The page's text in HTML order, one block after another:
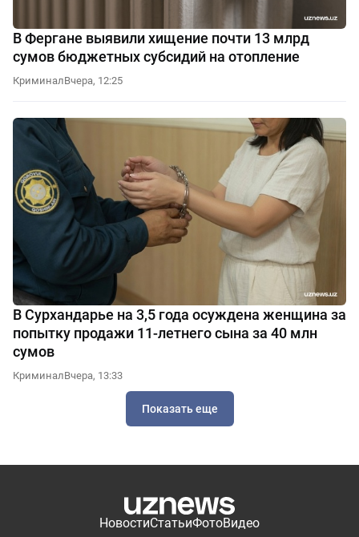
В Фергане выявили хищение почти 13 млрд
сумов бюджетных субсидий на отопление
КриминалВчера, 12:25
В Сурхандарье на 3,5 года осуждена женщина за
попытку продажи 11-летнего сына за 40 млн
сумов
КриминалВчера, 13:33
Показать еще
НовостиСтатьиФотоВидео